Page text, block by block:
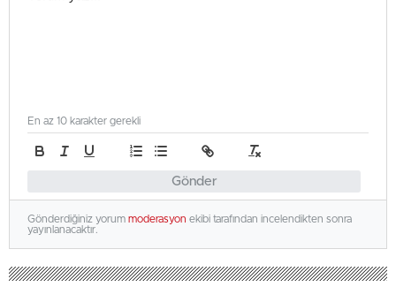
Gönder
En az 10 karakter gerekli
Gönderdiğiniz yorum moderasyon ekibi tarafından incelendikten sonra
yayınlanacaktır.